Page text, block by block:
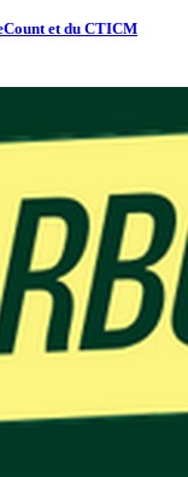
et du CTICM